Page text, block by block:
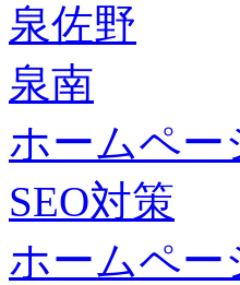
泉佐野
泉南
ホームペー
SEO対策
ホームペー